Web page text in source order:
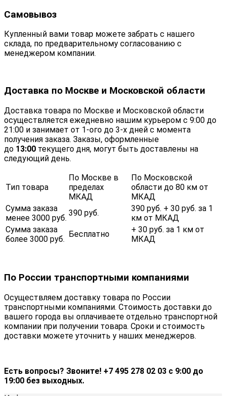
Самовывоз
Купленный вами товар можете забрать с нашего
склада, по предварительному согласованию с
менеджером компании.
Доставка по Москве и Московской области
Доставка товара по Москве и Московской области
осуществляется ежедневно нашим курьером с 9:00 до
21:00 и занимает от 1-ого до 3-х дней с момента
получения заказа. Заказы, оформленные
до 13:00 текущего дня, могут быть доставлены на
следующий день.
Тип товара
По Москве в
пределах
МКАД
По Московской
области до 80 км от
МКАД
Сумма заказа
менее 3000 руб.
390 руб.
390 руб. + 30 руб. за 1
км от МКАД
Сумма заказа
более 3000 руб.
Бесплатно
+ 30 руб. за 1 км от
МКАД
По России транспортными компаниями
Осуществляем доставку товара по России
транспортными компаниями. Стоимость доставки до
вашего города вы оплачиваете отдельно транспортной
компании при получении товара. Сроки и стоимость
доставки можете уточнить у наших менеджеров.
Есть вопросы? Звоните! +7 495 278 02 03 с 9:00 до
19:00 без выходных.